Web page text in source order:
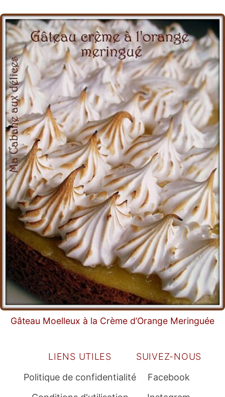
Gâteau Moelleux à la Crème d’Orange Meringuée
LIENS UTILES
Politique de confidentialité
SUIVEZ-NOUS
Facebook